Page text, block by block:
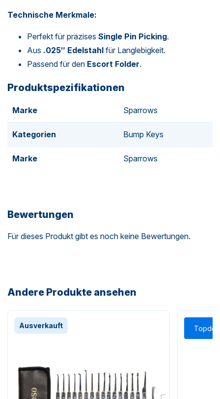
Technische Merkmale:
Perfekt für präzises Single Pin Picking.
Aus .025″ Edelstahl für Langlebigkeit.
Passend für den Escort Folder.
Produktspezifikationen
Marke Sparrows
Kategorien Bump Keys
Marke Sparrows
Bewertungen
Für dieses Produkt gibt es noch keine Bewertungen.
Andere Produkte ansehen
Ausverkauft